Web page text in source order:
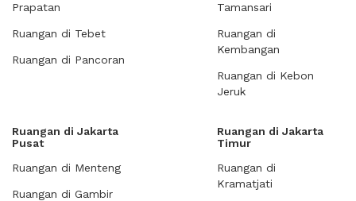
Prapatan
Ruangan di Tebet
Ruangan di Pancoran
Tamansari
Ruangan di
Kembangan
Ruangan di Kebon
Jeruk
Ruangan di Jakarta
Pusat
Ruangan di Menteng
Ruangan di Gambir
Ruangan di Jakarta
Timur
Ruangan di
Kramatjati